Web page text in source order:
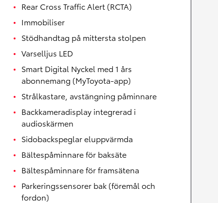
Rear Cross Traffic Alert (RCTA)
Immobiliser
Stödhandtag på mittersta stolpen
Varselljus LED
Smart Digital Nyckel med 1 års
abonnemang (MyToyota-app)
Strålkastare, avstängning påminnare
Backkameradisplay integrerad i
audioskärmen
Sidobackspeglar eluppvärmda
Bältespåminnare för baksäte
Bältespåminnare för framsätena
Parkeringssensorer bak (föremål och
fordon)